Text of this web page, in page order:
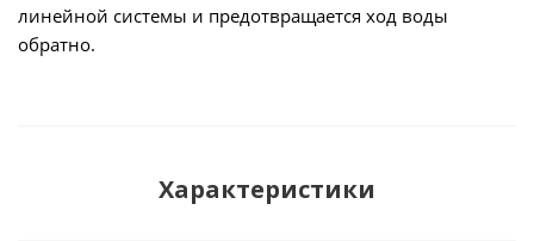
линейной системы и предотвращается ход воды
обратно.
Характеристики